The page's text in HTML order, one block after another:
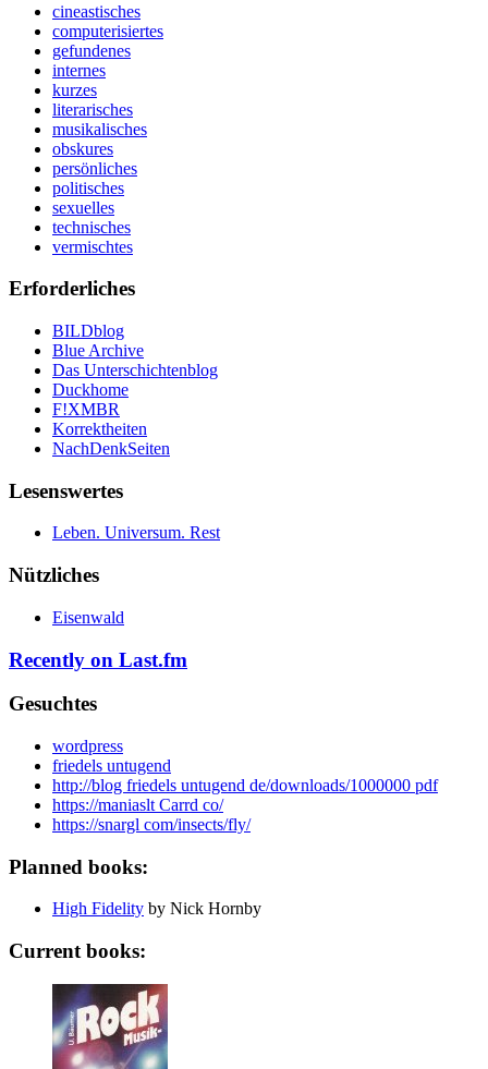
cineastisches
computerisiertes
gefundenes
internes
kurzes
literarisches
musikalisches
obskures
persönliches
politisches
sexuelles
technisches
vermischtes
Erforderliches
BILDblog
Blue Archive
Das Unterschichtenblog
Duckhome
F!XMBR
Korrektheiten
NachDenkSeiten
Lesenswertes
Leben. Universum. Rest
Nützliches
Eisenwald
Recently on Last.fm
Gesuchtes
wordpress
friedels untugend
http://blog friedels untugend de/downloads/1000000 pdf
https://maniaslt Carrd co/
https://snargl com/insects/fly/
Planned books:
High Fidelity by Nick Hornby
Current books: